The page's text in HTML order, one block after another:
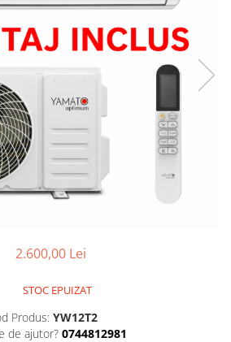
2.600,00 Lei
STOC EPUIZAT
Produs: YW12T2
de ajutor? 0744812981